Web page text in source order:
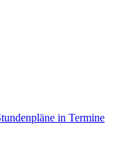
in Termine